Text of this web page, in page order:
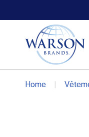
Chaussures
Chaussures DC
Home |